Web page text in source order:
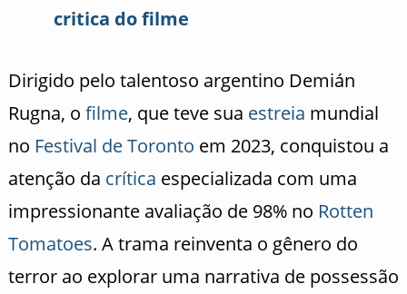
critica do filme
Dirigido pelo talentoso argentino Demián
Rugna, o filme, que teve sua estreia mundial
no Festival de Toronto em 2023, conquistou a
atenção da crítica especializada com uma
impressionante avaliação de 98% no Rotten
Tomatoes. A trama reinventa o gênero do
terror ao explorar uma narrativa de possessão